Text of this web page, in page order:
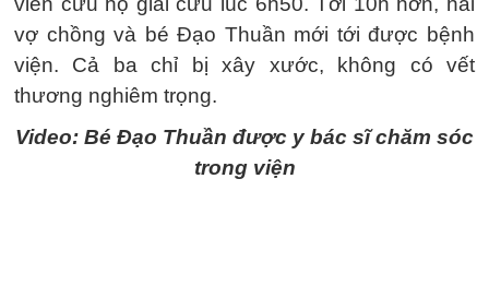
vợ chồng và bé Đạo Thuần mới tới được bệnh
viện. Cả ba chỉ bị xây xước, không có vết
thương nghiêm trọng.
Video: Bé Đạo Thuần được y bác sĩ chăm sóc
trong viện